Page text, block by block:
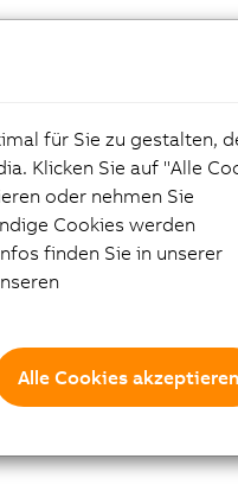
für Sie zu gestalten,
Klicken Sie auf "Alle
oder nehmen Sie
Cookies werden
finden Sie in unserer
Alle Cookies akzeptieren